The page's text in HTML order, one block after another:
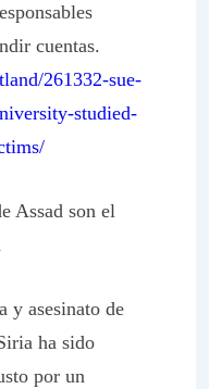
cuentas.
261332-sue-
studied-
Assad son el
y asesinato de
ha sido
por un